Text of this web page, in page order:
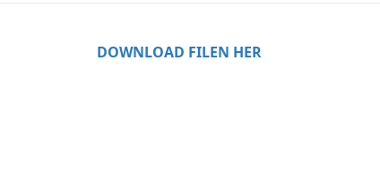
DOWNLOAD FILEN HER